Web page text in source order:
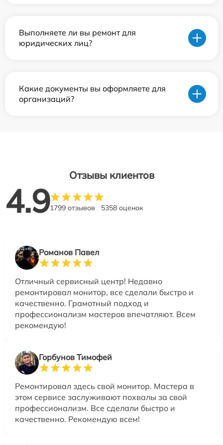
Выполняете ли вы ремонт для
юридических лиц?
Какие документы вы оформляете для
организаций?
Отзывы клиентов
4.91799 отзывов 5358 оценок
Романов Павел
Отличный сервисный центр! Недавно
ремонтировал монитор, все сделали быстро и
качественно. Грамотный подход и
профессионализм мастеров впечатляют. Всем
рекомендую!
Горбунов Тимофей
Ремонтировал здесь свой монитор. Мастера в
этом сервисе заслуживают похвалы за свой
профессионализм. Все сделали быстро и
качественно. Рекомендую всем!